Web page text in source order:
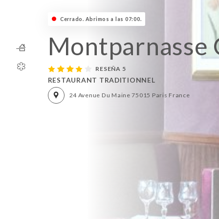
Cerrado. Abrimos a las 07:00.
Montparnasse
RESEÑA 5
RESTAURANT TRADITIONNEL
24 Avenue Du Maine 75015 Paris France